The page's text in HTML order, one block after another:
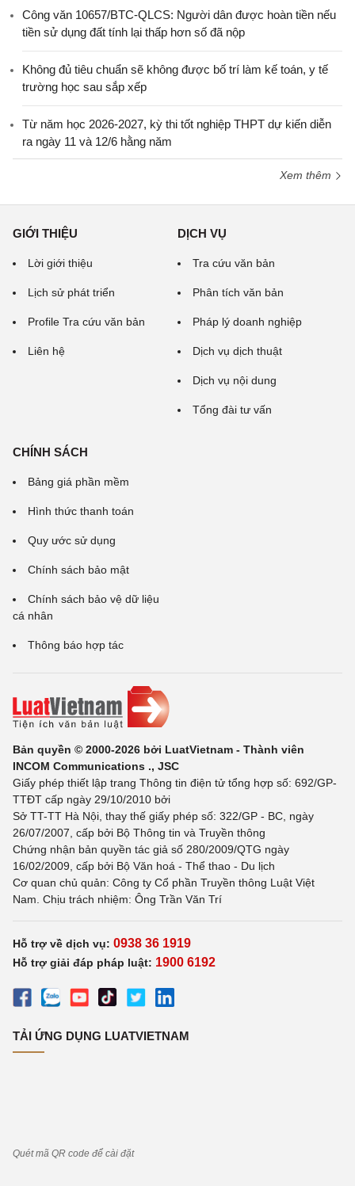
Công văn 10657/BTC-QLCS: Người dân được hoàn tiền nếu
tiền sử dụng đất tính lại thấp hơn số đã nộp
Không đủ tiêu chuẩn sẽ không được bố trí làm kế toán, y tế
trường học sau sắp xếp
Từ năm học 2026-2027, kỳ thi tốt nghiệp THPT dự kiến diễn
ra ngày 11 và 12/6 hằng năm
Xem thêm
GIỚI THIỆU
Lời giới thiệu
Lịch sử phát triển
Profile Tra cứu văn bản
Liên hệ
DỊCH VỤ
Tra cứu văn bản
Phân tích văn bản
Pháp lý doanh nghiệp
Dịch vụ dịch thuật
Dịch vụ nội dung
Tổng đài tư vấn
CHÍNH SÁCH
Bảng giá phần mềm
Hình thức thanh toán
Quy ước sử dụng
Chính sách bảo mật
Chính sách bảo vệ dữ liệu
cá nhân
Thông báo hợp tác
Bản quyền © 2000-2026 bởi LuatVietnam - Thành viên
INCOM Communications ., JSC
Giấy phép thiết lập trang Thông tin điện tử tổng hợp số: 692/GP-
TTĐT cấp ngày 29/10/2010 bởi
Sở TT-TT Hà Nội, thay thế giấy phép số: 322/GP - BC, ngày
26/07/2007, cấp bởi Bộ Thông tin và Truyền thông
Chứng nhận bản quyền tác giả số 280/2009/QTG ngày
16/02/2009, cấp bởi Bộ Văn hoá - Thể thao - Du lịch
Cơ quan chủ quản: Công ty Cổ phần Truyền thông Luật Việt
Nam. Chịu trách nhiệm: Ông Trần Văn Trí
Hỗ trợ về dịch vụ: 0938 36 1919
Hỗ trợ giải đáp pháp luật: 1900 6192
TẢI ỨNG DỤNG LUATVIETNAM
Quét mã QR code để cài đặt